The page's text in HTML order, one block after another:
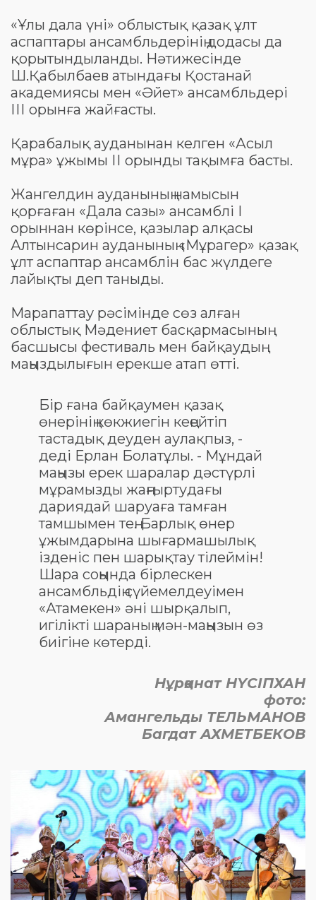
«Ұлы дала үні» облыстық қазақ ұлт
аспаптары ансамбльдерінің додасы да
қорытындыланды. Нәтижесінде
Ш.Қабылбаев атындағы Қостанай
академиясы мен «Әйет» ансамбльдері
ІІІ орынға жайғасты.
Қарабалық ауданынан келген «Асыл
мұра» ұжымы ІІ орынды тақымға басты.
Жангелдин ауданының намысын
қорғаған «Дала сазы» ансамблі І
орыннан көрінсе, қазылар алқасы
Алтынсарин ауданының «Мұрагер» қазақ
ұлт аспаптар ансамблін бас жүлдеге
лайықты деп таныды.
Марапаттау рәсімінде сөз алған
облыстық Мәдениет басқармасының
басшысы фестиваль мен байқаудың
маңыздылығын ерекше атап өтті.
Бір ғана байқаумен қазақ
өнерінің көкжиегін кеңейтіп
тастадық деуден аулақпыз, -
деді Ерлан Болатұлы. - Мұндай
маңызы ерек шаралар дәстүрлі
мұрамызды жаңғыртудағы
дариядай шаруаға тамған
тамшымен тең. Барлық өнер
ұжымдарына шығармашылық
ізденіс пен шарықтау тілеймін!
Шара соңында бірлескен
ансамбльдің сүйемелдеуімен
«Атамекен» әні шырқалып,
игілікті шараның мән-маңызын өз
биігіне көтерді.
Нұрқанат НҮСІПХАН
​фото:
Амангельды ТЕЛЬМАНОВ
Багдат АХМЕТБЕКОВ